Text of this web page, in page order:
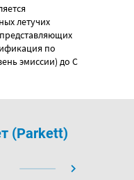
летучих
по
эмиссии) до С
(Parkett)